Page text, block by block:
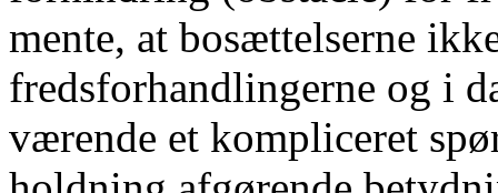
mente, at bosættelserne
fredsforhandlingerne og i
værende et kompliceret